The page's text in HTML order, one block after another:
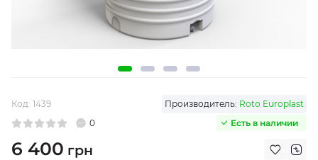
Код: 1439
Есть в наличии
Производитель: Roto Europlast
0
6 400 грн